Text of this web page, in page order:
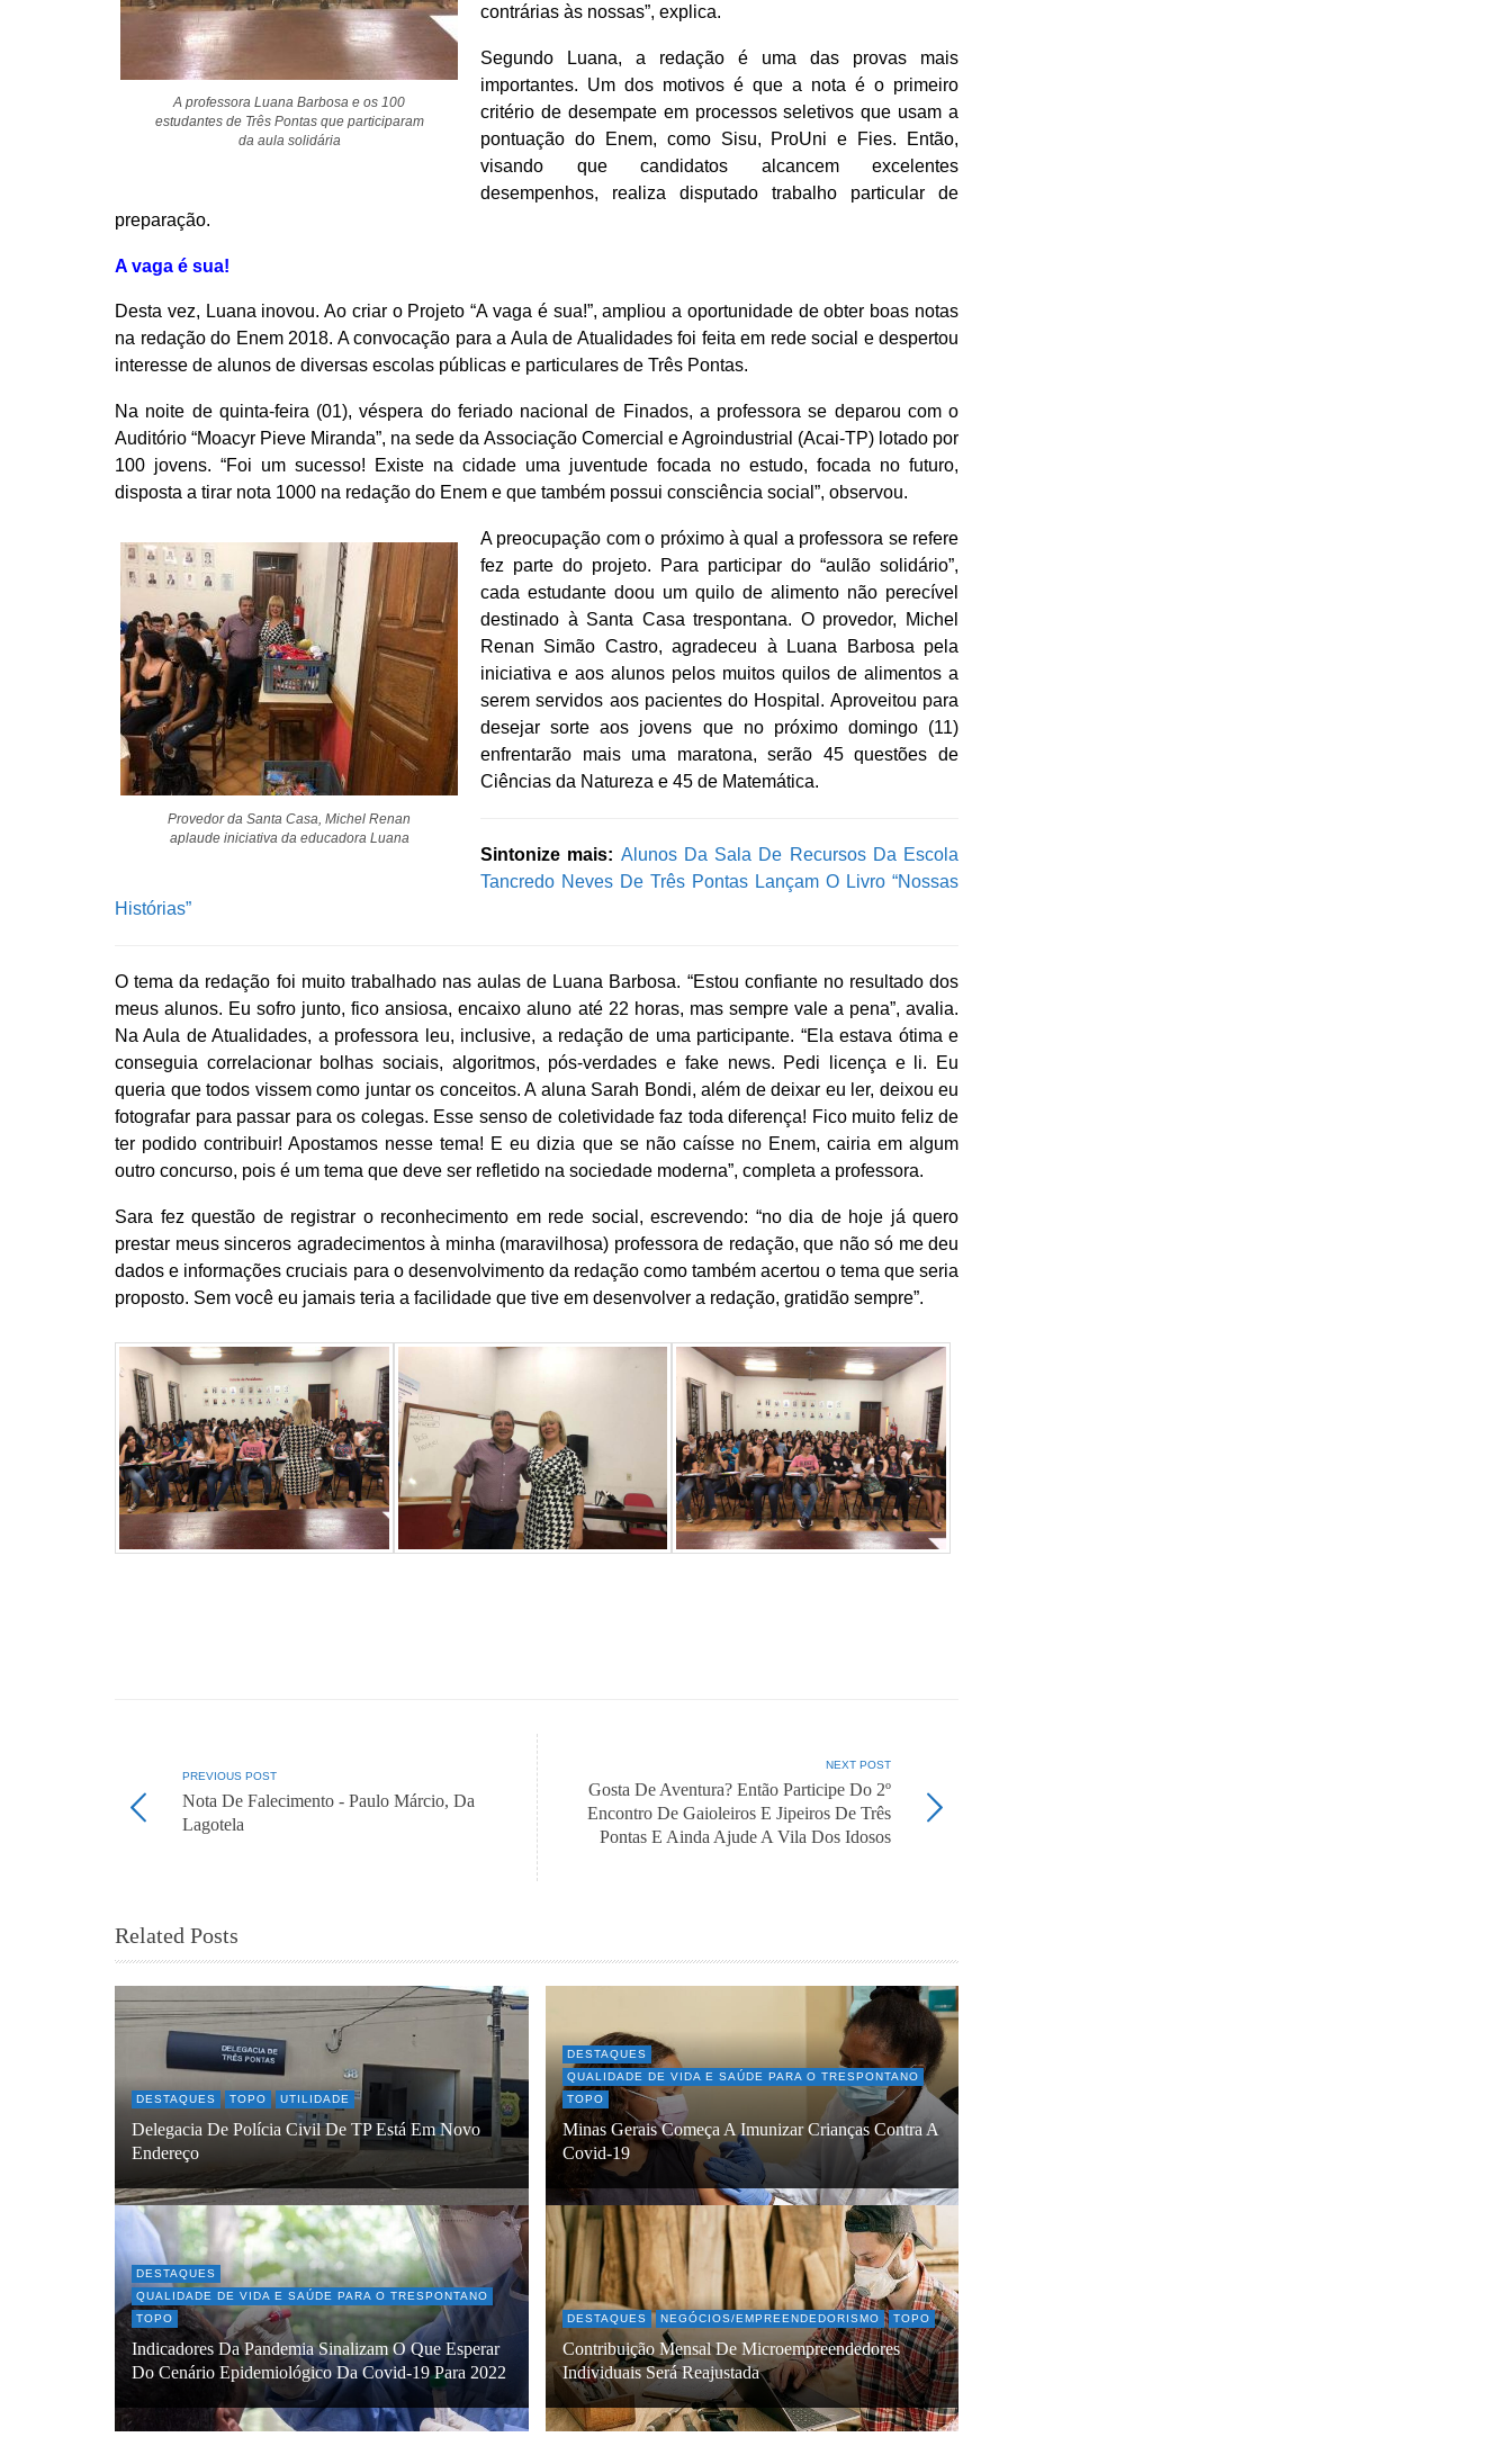
A professora Luana Barbosa e os 100
estudantes de Três Pontas que participaram
da aula solidária
contrárias às nossas”, explica.
Segundo Luana, a redação é uma das provas mais
importantes. Um dos motivos é que a nota é o primeiro
critério de desempate em processos seletivos que usam a
pontuação do Enem, como Sisu, ProUni e Fies. Então,
visando que candidatos alcancem excelentes
desempenhos, realiza disputado trabalho particular de
preparação.
A vaga é sua!
Desta vez, Luana inovou. Ao criar o Projeto “A vaga é sua!”, ampliou a oportunidade de obter boas notas
na redação do Enem 2018. A convocação para a Aula de Atualidades foi feita em rede social e despertou
interesse de alunos de diversas escolas públicas e particulares de Três Pontas.
Na noite de quinta-feira (01), véspera do feriado nacional de Finados, a professora se deparou com o
Auditório “Moacyr Pieve Miranda”, na sede da Associação Comercial e Agroindustrial (Acai-TP) lotado por
100 jovens. “Foi um sucesso! Existe na cidade uma juventude focada no estudo, focada no futuro,
disposta a tirar nota 1000 na redação do Enem e que também possui consciência social”, observou.
Provedor da Santa Casa, Michel Renan
aplaude iniciativa da educadora Luana
A preocupação com o próximo à qual a professora se refere
fez parte do projeto. Para participar do “aulão solidário”,
cada estudante doou um quilo de alimento não perecível
destinado à Santa Casa trespontana. O provedor, Michel
Renan Simão Castro, agradeceu à Luana Barbosa pela
iniciativa e aos alunos pelos muitos quilos de alimentos a
serem servidos aos pacientes do Hospital. Aproveitou para
desejar sorte aos jovens que no próximo domingo (11)
enfrentarão mais uma maratona, serão 45 questões de
Ciências da Natureza e 45 de Matemática.
Sintonize mais: Alunos Da Sala De Recursos Da Escola
Tancredo Neves De Três Pontas Lançam O Livro “Nossas
Histórias”
O tema da redação foi muito trabalhado nas aulas de Luana Barbosa. “Estou confiante no resultado dos
meus alunos. Eu sofro junto, fico ansiosa, encaixo aluno até 22 horas, mas sempre vale a pena”, avalia.
Na Aula de Atualidades, a professora leu, inclusive, a redação de uma participante. “Ela estava ótima e
conseguia correlacionar bolhas sociais, algoritmos, pós-verdades e fake news. Pedi licença e li. Eu
queria que todos vissem como juntar os conceitos. A aluna Sarah Bondi, além de deixar eu ler, deixou eu
fotografar para passar para os colegas. Esse senso de coletividade faz toda diferença! Fico muito feliz de
ter podido contribuir! Apostamos nesse tema! E eu dizia que se não caísse no Enem, cairia em algum
outro concurso, pois é um tema que deve ser refletido na sociedade moderna”, completa a professora.
Sara fez questão de registrar o reconhecimento em rede social, escrevendo: “no dia de hoje já quero
prestar meus sinceros agradecimentos à minha (maravilhosa) professora de redação, que não só me deu
dados e informações cruciais para o desenvolvimento da redação como também acertou o tema que seria
proposto. Sem você eu jamais teria a facilidade que tive em desenvolver a redação, gratidão sempre”.
PREVIOUS POST
Nota De Falecimento - Paulo Márcio, Da
Lagotela
NEXT POST
Gosta De Aventura? Então Participe Do 2º
Encontro De Gaioleiros E Jipeiros De Três
Pontas E Ainda Ajude A Vila Dos Idosos
Related Posts
DESTAQUES TOPO UTILIDADE
Delegacia De Polícia Civil De TP Está Em Novo
Endereço
DESTAQUES
QUALIDADE DE VIDA E SAÚDE PARA O TRESPONTANO
TOPO
Minas Gerais Começa A Imunizar Crianças Contra A
Covid-19
DESTAQUES
QUALIDADE DE VIDA E SAÚDE PARA O TRESPONTANO
TOPO
Indicadores Da Pandemia Sinalizam O Que Esperar
Do Cenário Epidemiológico Da Covid-19 Para 2022
DESTAQUES NEGÓCIOS/EMPREENDEDORISMO TOPO
Contribuição Mensal De Microempreendedores
Individuais Será Reajustada